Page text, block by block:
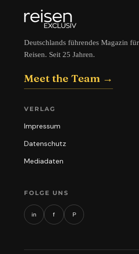
Deutschlands führendes Magazin
Reisen. Seit 25 Jahren.
Meet the Team →
VERLAG
Impressum
Datenschutz
Mediadaten
FOLGE UNS
in f P